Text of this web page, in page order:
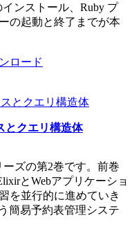
インストール、Ruby プ
の起動と終了までが本
ロード
とクエリ構造体
ズの第2巻です。前巻
とWebアプリケーショ
を並行的に進めていき
簡易予約表管理システ